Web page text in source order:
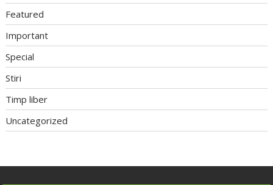
Featured
Important
Special
Stiri
Timp liber
Uncategorized